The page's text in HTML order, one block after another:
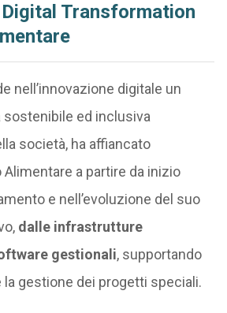
Transformation
nell’innovazione digitale un
ed inclusiva
società, ha affiancato
Alimentare a partire da inizio
e nell’evoluzione del suo
dalle infrastrutture
gestionali, supportando
la gestione dei progetti speciali.